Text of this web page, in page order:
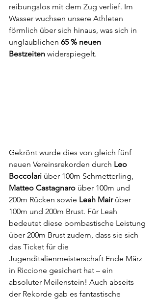
reibungslos mit dem Zug verlief. Im
Wasser wuchsen unsere Athleten
förmlich über sich hinaus, was sich in
unglaublichen 65 % neuen
Bestzeiten widerspiegelt.
Gekrönt wurde dies von gleich fünf
neuen Vereinsrekorden durch Leo
Boccolari über 100m Schmetterling,
Matteo Castagnaro über 100m und
200m Rücken sowie Leah Mair über
100m und 200m Brust. Für Leah
bedeutet diese bombastische Leistung
über 200m Brust zudem, dass sie sich
das Ticket für die
Jugenditalienmeisterschaft Ende März
in Riccione gesichert hat – ein
absoluter Meilenstein! Auch abseits
der Rekorde gab es fantastische